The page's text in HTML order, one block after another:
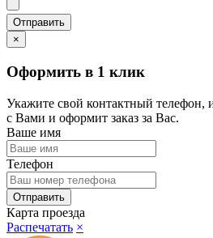
×
Оформить в 1 клик
Укажите свой контактный телефон,
с Вами и оформит заказ за Вас.
Ваше имя
Телефон
Карта проезда
Распечатать ×